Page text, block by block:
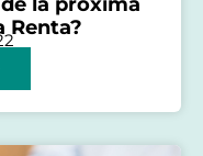
Renta?